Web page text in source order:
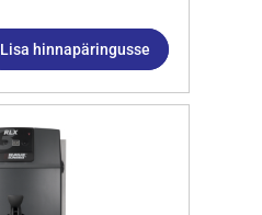
Lisa hinnapäringusse